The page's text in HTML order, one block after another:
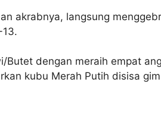
akrabnya, langsung
Butet dengan meraih empat
kubu Merah Putih disisa